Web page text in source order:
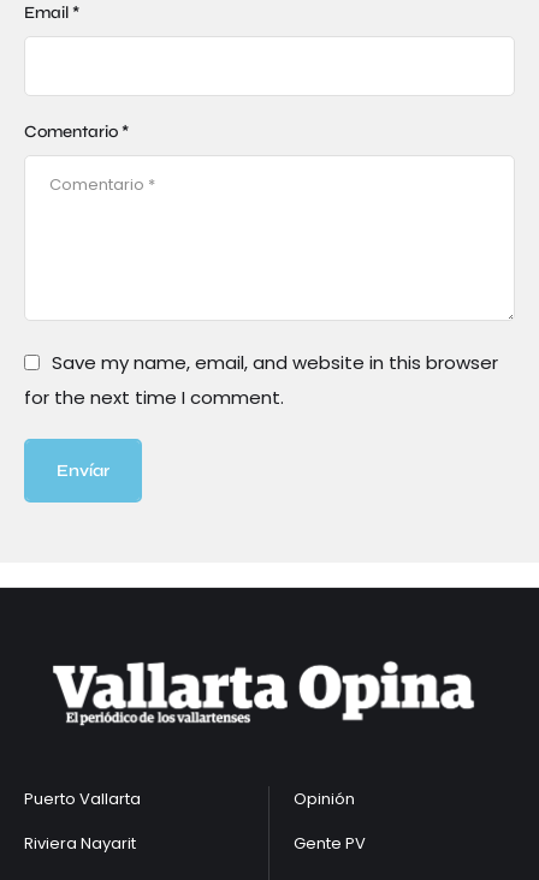
Comentario *
Email *
Save my name, email, and website in this browser
for the next time I comment.
Envíar
Puerto Vallarta
Riviera Nayarit
Opinión
Gente PV